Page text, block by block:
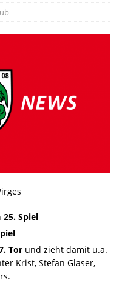
25. Spiel
Tor und zieht damit u.a.
Krist, Stefan Glaser,